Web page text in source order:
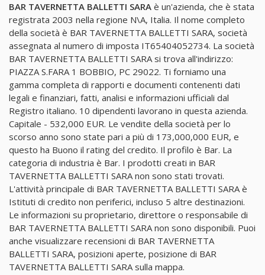
BAR TAVERNETTA BALLETTI SARA è un'azienda, che è stata
registrata 2003 nella regione N\A, Italia. Il nome completo
della società è BAR TAVERNETTA BALLETTI SARA, società
assegnata al numero di imposta IT65404052734. La società
BAR TAVERNETTA BALLETTI SARA si trova all'indirizzo:
PIAZZA S.FARA 1 BOBBIO, PC 29022. Ti forniamo una
gamma completa di rapporti e documenti contenenti dati
legali e finanziari, fatti, analisi e informazioni ufficiali dal
Registro italiano. 10 dipendenti lavorano in questa azienda.
Capitale - 532,000 EUR. Le vendite della società per lo
scorso anno sono state pari a più di 173,000,000 EUR, e
questo ha Buono il rating del credito. Il profilo è Bar. La
categoria di industria è Bar. I prodotti creati in BAR
TAVERNETTA BALLETTI SARA non sono stati trovati.
L'attività principale di BAR TAVERNETTA BALLETTI SARA è
Istituti di credito non periferici, incluso 5 altre destinazioni.
Le informazioni su proprietario, direttore o responsabile di
BAR TAVERNETTA BALLETTI SARA non sono disponibili. Puoi
anche visualizzare recensioni di BAR TAVERNETTA
BALLETTI SARA, posizioni aperte, posizione di BAR
TAVERNETTA BALLETTI SARA sulla mappa.